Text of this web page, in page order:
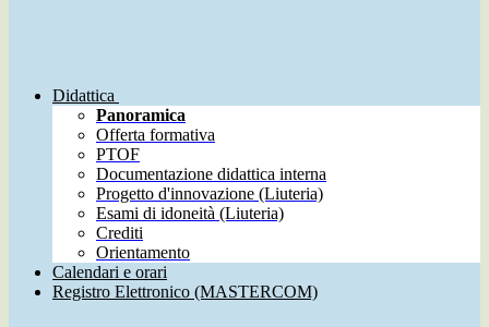
Didattica
Panoramica
Offerta formativa
PTOF
Documentazione didattica interna
Progetto d'innovazione (Liuteria)
Esami di idoneità (Liuteria)
Crediti
Orientamento
Calendari e orari
Registro Elettronico (MASTERCOM)